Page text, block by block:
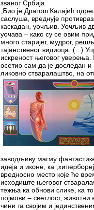
званог Србија.
„Био је Драгош Калајић
саслуша, вреднује
каскадан, уочљив. Уочљив
уочава – како су се овим
много старијег, мудрог,
тајанственог видиоца. (...)
искреност његовог
осетио сам да је доследан
ликовно стваралаштво, на
заводљиву магму
идеја и иконе, ка
вредносно место које ће
исходиште његовог
тежња ка обнови слике, ка
појмови – светлост,
чини га својим и